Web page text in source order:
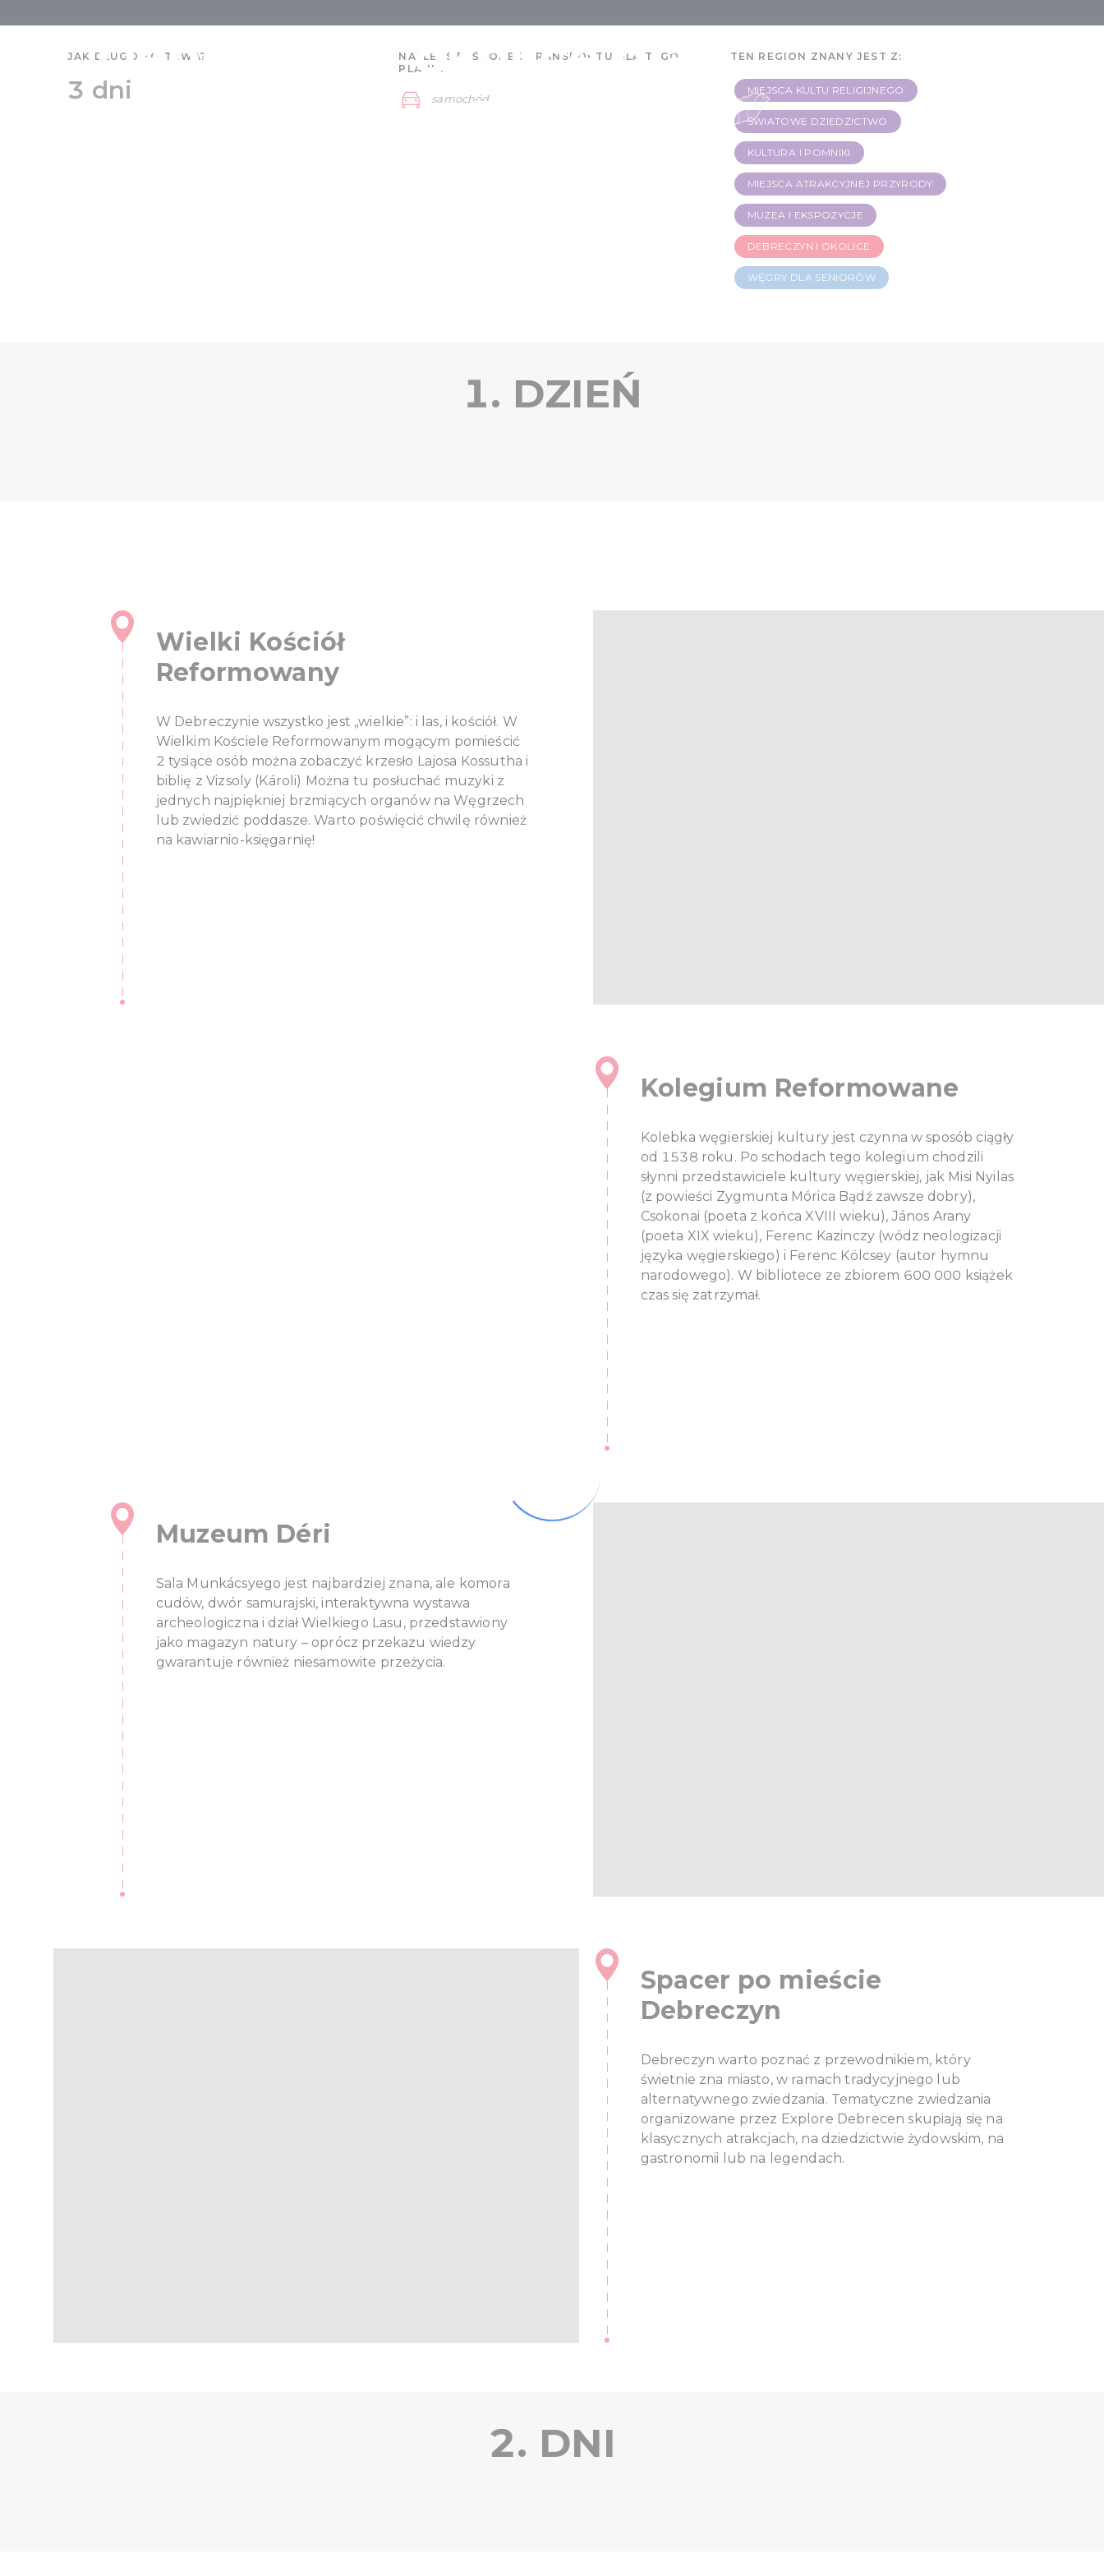
Debreczyn i okolice dla
seniorów - 3 dni
JAK DŁUGO TO TRWA?
3 dni
NAJLEPSZY ŚRODEK TRANSPORTU DLA TEGO
PLANU:
samochód
TEN REGION ZNANY JEST Z:
MIEJSCA KULTU RELIGIJNEGO
ŚWIATOWE DZIEDZICTWO
KULTURA I POMNIKI
MIEJSCA ATRAKCYJNEJ PRZYRODY
MUZEA I EKSPOZYCJE
DEBRECZYN I OKOLICE
WĘGRY DLA SENIORÓW
1. DZIEŃ
Wielki Kościół
Reformowany
W Debreczynie wszystko jest „wielkie”: i las, i kościół. W
Wielkim Kościele Reformowanym mogącym pomieścić
2 tysiące osób można zobaczyć krzesło Lajosa Kossutha i
biblię z Vizsoly (Károli) Można tu posłuchać muzyki z
jednych najpiękniej brzmiących organów na Węgrzech
lub zwiedzić poddasze. Warto poświęcić chwilę również
na kawiarnio-księgarnię!
Kolegium Reformowane
Kolebka węgierskiej kultury jest czynna w sposób ciągły
od 1538 roku. Po schodach tego kolegium chodzili
słynni przedstawiciele kultury węgierskiej, jak Misi Nyilas
(z powieści Zygmunta Mórica Bądź zawsze dobry),
Csokonai (poeta z końca XVIII wieku), János Arany
(poeta XIX wieku), Ferenc Kazinczy (wódz neologizacji
języka węgierskiego) i Ferenc Kölcsey (autor hymnu
narodowego). W bibliotece ze zbiorem 600 000 książek
czas się zatrzymał.
Muzeum Déri
Sala Munkácsyego jest najbardziej znana, ale komora
cudów, dwór samurajski, interaktywna wystawa
archeologiczna i dział Wielkiego Lasu, przedstawiony
jako magazyn natury – oprócz przekazu wiedzy
gwarantuje również niesamowite przeżycia.
Spacer po mieście
Debreczyn
Debreczyn warto poznać z przewodnikiem, który
świetnie zna miasto, w ramach tradycyjnego lub
alternatywnego zwiedzania. Tematyczne zwiedzania
organizowane przez Explore Debrecen skupiają się na
klasycznych atrakcjach, na dziedzictwie żydowskim, na
gastronomii lub na legendach.
2. DNI